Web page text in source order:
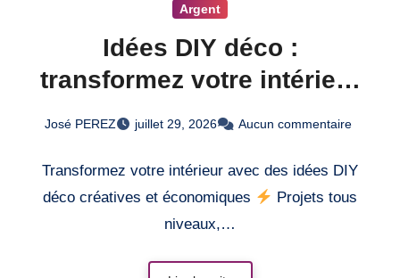
Argent
Idées DIY déco :
transformez votre intérieur
créatif
José PEREZ juillet 29, 2026 Aucun commentaire
Transformez votre intérieur avec des idées DIY
déco créatives et économiques
Projets tous
niveaux,…